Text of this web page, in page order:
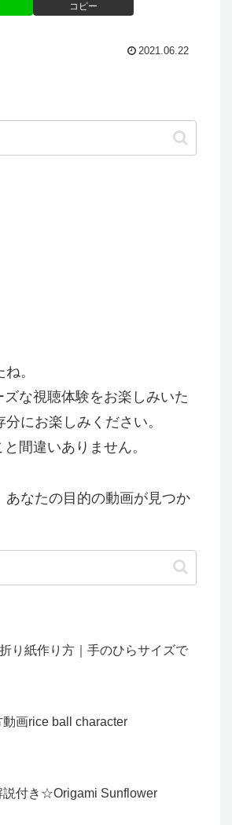
コピー
2021.06.22
。
な視聴体験をお楽しみいた
にお楽しみください。
間違いありません。
なたの目的の動画が見つか
り紙作り方｜手のひらサイズで
動画rice ball character
説付き☆Origami Sunflower